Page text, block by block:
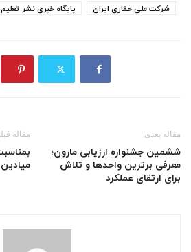
پایگاه خبری نشر تعلیم شرکت ملی حفاری ایران
مقاله مقاله بعدی
ششمین جشنواره ارزیابی مارون؛
معرفی برترین واحدها و تلاش
برای ارتقای عملکرد